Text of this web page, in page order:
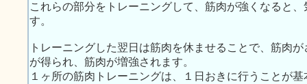
これらの部分をトレーニングして、筋肉が強くなると
す。
トレーニングした翌日は筋肉を休ませることで、筋肉
が得られ、筋肉が増強されます。
１ヶ所の筋肉トレーニングは、１日おきに行うことが